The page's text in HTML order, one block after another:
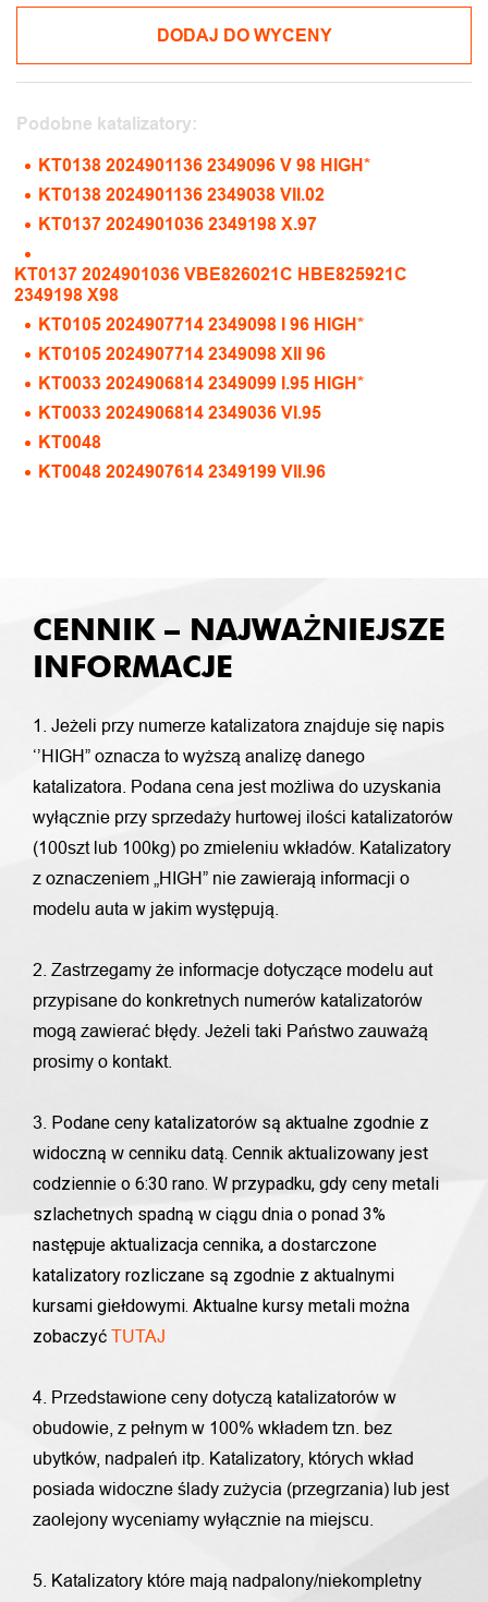
DODAJ DO WYCENY
Podobne katalizatory:
KT0138 2024901136 2349096 V 98 HIGH*
KT0138 2024901136 2349038 VII.02
KT0137 2024901036 2349198 X.97
KT0137 2024901036 VBE826021C HBE825921C
2349198 X98
KT0105 2024907714 2349098 I 96 HIGH*
KT0105 2024907714 2349098 XII 96
KT0033 2024906814 2349099 I.95 HIGH*
KT0033 2024906814 2349036 VI.95
KT0048
KT0048 2024907614 2349199 VII.96
CENNIK – NAJWAŻNIEJSZE
INFORMACJE
1. Jeżeli przy numerze katalizatora znajduje się napis
‘’HIGH” oznacza to wyższą analizę danego
katalizatora. Podana cena jest możliwa do uzyskania
wyłącznie przy sprzedaży hurtowej ilości katalizatorów
(100szt lub 100kg) po zmieleniu wkładów. Katalizatory
z oznaczeniem „HIGH” nie zawierają informacji o
modelu auta w jakim występują.
2. Zastrzegamy że informacje dotyczące modelu aut
przypisane do konkretnych numerów katalizatorów
mogą zawierać błędy. Jeżeli taki Państwo zauważą
prosimy o kontakt.
3. Podane ceny katalizatorów są aktualne zgodnie z
widoczną w cenniku datą. Cennik aktualizowany jest
codziennie o 6:30 rano. W przypadku, gdy ceny metali
szlachetnych spadną w ciągu dnia o ponad 3%
następuje aktualizacja cennika, a dostarczone
katalizatory rozliczane są zgodnie z aktualnymi
kursami giełdowymi. Aktualne kursy metali można
zobaczyć TUTAJ
4. Przedstawione ceny dotyczą katalizatorów w
obudowie, z pełnym w 100% wkładem tzn. bez
ubytków, nadpaleń itp. Katalizatory, których wkład
posiada widoczne ślady zużycia (przegrzania) lub jest
zaolejony wyceniamy wyłącznie na miejscu.
5. Katalizatory które mają nadpalony/niekompletny